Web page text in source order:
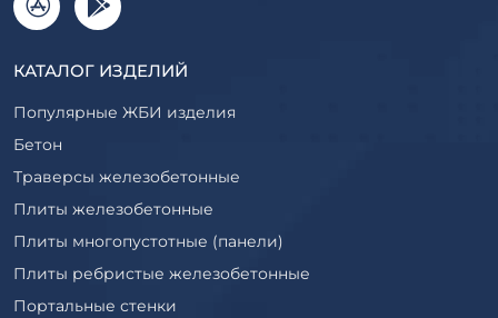
КАТАЛОГ ИЗДЕЛИЙ
Популярные ЖБИ изделия
Бетон
Траверсы железобетонные
Плиты железобетонные
Плиты многопустотные (панели)
Плиты ребристые железобетонные
Портальные стенки